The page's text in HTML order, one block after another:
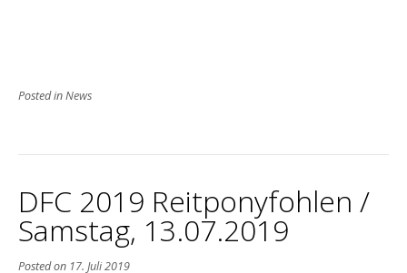
Posted inNews
DFC 2019 Reitponyfohlen /
Samstag, 13.07.2019
Posted on 17. Juli 2019